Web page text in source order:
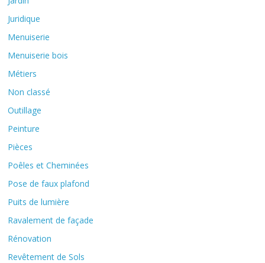
Juridique
Menuiserie
Menuiserie bois
Métiers
Non classé
Outillage
Peinture
Pièces
Poêles et Cheminées
Pose de faux plafond
Puits de lumière
Ravalement de façade
Rénovation
Revêtement de Sols